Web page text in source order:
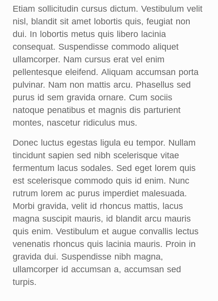
Etiam sollicitudin cursus dictum. Vestibulum velit
nisl, blandit sit amet lobortis quis, feugiat non
dui. In lobortis metus quis libero lacinia
consequat. Suspendisse commodo aliquet
ullamcorper. Nam cursus erat vel enim
pellentesque eleifend. Aliquam accumsan porta
pulvinar. Nam non mattis arcu. Phasellus sed
purus id sem gravida ornare. Cum sociis
natoque penatibus et magnis dis parturient
montes, nascetur ridiculus mus.
Donec luctus egestas ligula eu tempor. Nullam
tincidunt sapien sed nibh scelerisque vitae
fermentum lacus sodales. Sed eget lorem quis
est scelerisque commodo quis id enim. Nunc
rutrum lorem ac purus imperdiet malesuada.
Morbi gravida, velit id rhoncus mattis, lacus
magna suscipit mauris, id blandit arcu mauris
quis enim. Vestibulum et augue convallis lectus
venenatis rhoncus quis lacinia mauris. Proin in
gravida dui. Suspendisse nibh magna,
ullamcorper id accumsan a, accumsan sed
turpis.